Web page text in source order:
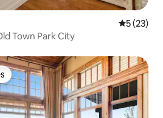
5 de uma
5 (23)
Town Park City